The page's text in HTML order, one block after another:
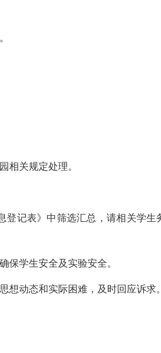
相关规定处理。
记表》中筛选汇总，请相关学生
保学生安全及实验安全。
想动态和实际困难，及时回应诉求。